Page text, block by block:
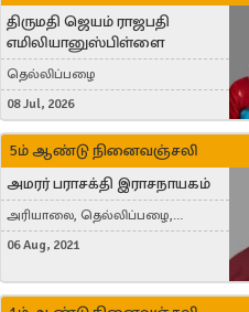
திருமதி ஜெயம் ராஜபதி
எமிலியானுஸ்பிள்ளை
தெல்லிப்பழை
08 Jul, 2026
5ம் ஆண்டு நினைவஞ்சலி
அமரர் பராசக்தி இராசநாயகம்
அரியாலை, தெல்லிப்பழை,
Montreal, Canada
06 Aug, 2021